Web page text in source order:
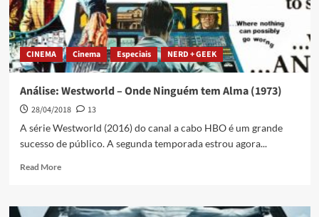
CINEMA Cinema Especiais NERD + GEEK
Análise: Westworld – Onde Ninguém tem Alma (1973)
28/04/2018
13
A série Westworld (2016) do canal a cabo HBO é um grande
sucesso de público. A segunda temporada estrou agora...
Read More